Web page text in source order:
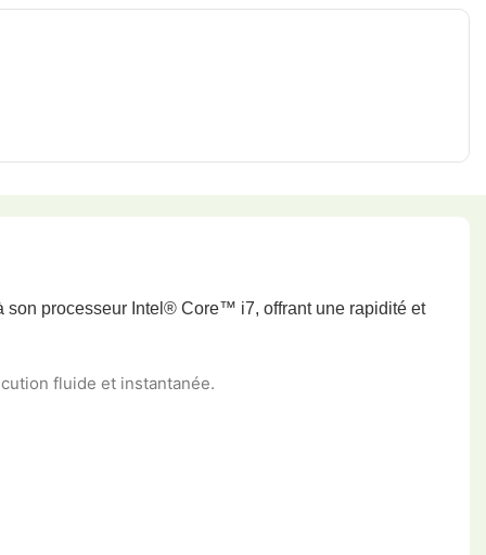
processeur Intel® Core™ i7, offrant une rapidité et
fluide et instantanée.